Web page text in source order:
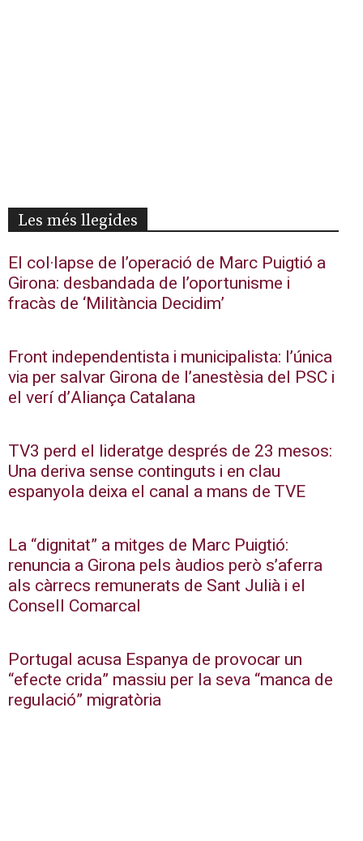
Les més llegides
El col·lapse de l’operació de Marc Puigtió a
Girona: desbandada de l’oportunisme i
fracàs de ‘Militància Decidim’
Front independentista i municipalista: l’única
via per salvar Girona de l’anestèsia del PSC i
el verí d’Aliança Catalana
TV3 perd el lideratge després de 23 mesos:
Una deriva sense continguts i en clau
espanyola deixa el canal a mans de TVE
La “dignitat” a mitges de Marc Puigtió:
renuncia a Girona pels àudios però s’aferra
als càrrecs remunerats de Sant Julià i el
Consell Comarcal
Portugal acusa Espanya de provocar un
“efecte crida” massiu per la seva “manca de
regulació” migratòria